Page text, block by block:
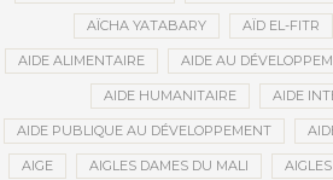
AÏCHA YATABARY AÏD EL-FITR
AIDE ALIMENTAIRE AIDE AU
AIDE HUMANITAIRE AIDE
AIDE PUBLIQUE AU DÉVELOPPEMENT
AIGE AIGLES DAMES DU MALI